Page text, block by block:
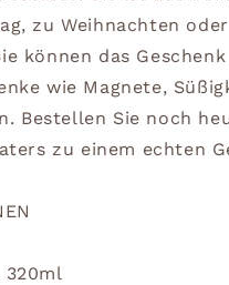
zu Weihnachten
können das
wie Magnete,
Bestellen Sie noch
zu einem echten
320ml